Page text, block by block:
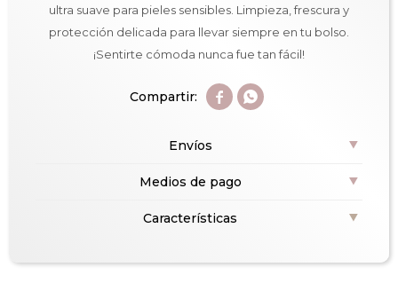
ultra suave para pieles sensibles. Limpieza, frescura y
protección delicada para llevar siempre en tu bolso.
¡Sentirte cómoda nunca fue tan fácil!
 
Envíos
Medios de pago
Características